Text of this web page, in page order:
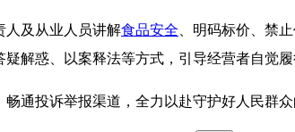
人及从业人员讲解食品安全 、明码标价、禁
解惑、以案释法等方式，引导经营者自觉
通投诉举报渠道，全力以赴守护好人民群